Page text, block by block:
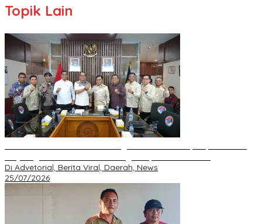
Topik Lain
Di Advetorial, Berita Viral, Daerah, News
25/07/2026